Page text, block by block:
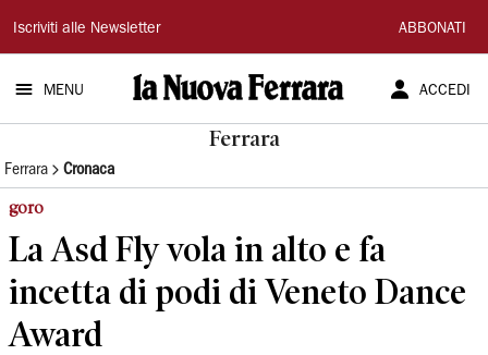
La
Nuova
Ferrara
Iscriviti alle Newsletter ABBONATI
MENU ACCEDI
Ferrara
Ferrara Cronaca
goro
La Asd Fly vola in alto e fa
incetta di podi di Veneto Dance
Award